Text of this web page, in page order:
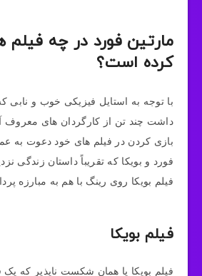
مارتین فورد در چه فیلم
کرده است؟
با توجه به استایل فیزیکی خوب و
داشت چند تن از کارگردان های معروف
بازی کردن در فیلم های خود دعوت به
فورد و بویکا که تقریباً داستان زندگی
فیلم بویکا روی رینگ با هم به مبارزه
فیلم بویکا
فیلم بویکا یا همان شکست ناپذیر که یک